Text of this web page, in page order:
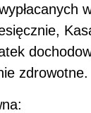
zdrowotne.